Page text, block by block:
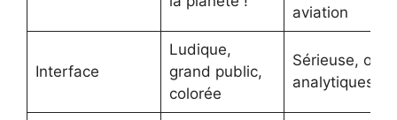
aviation
Interface
Ludique,
grand public,
colorée
Sérieuse,
analytiques